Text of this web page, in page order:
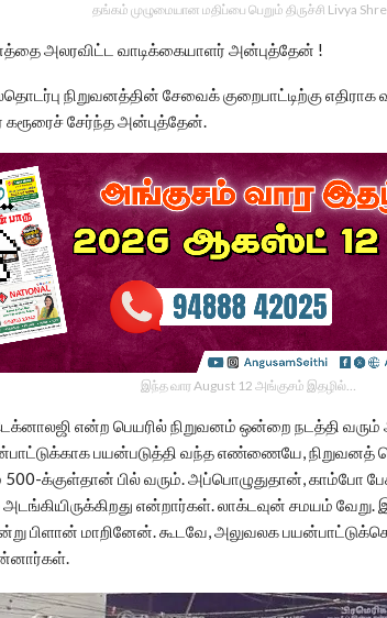
தங்கம் முழுமையான மதிப்பை பெறும் திருச்சி Livya
அலரவிட்ட வாடிக்கையாளர் அன்புத்தேன் !
நிறுவனத்தின் சேவைக் குறைபாட்டிற்கு எதிராக
கரூரைச் சேர்ந்த அன்புத்தேன்.
இந்த வார August 12 அங்குசம் இதழில்…
என்ற பெயரில் நிறுவனம் ஒன்றை நடத்தி
பயன்படுத்தி வந்த எண்ணையே, நிறுவனத்
க்குள்தான் பில் வரும். அப்பொழுதுதான், காம்போ
என்றார்கள். லாக்டவுன் சமயம்
பிளான் மாறினேன். கூடவே, அலுவலக